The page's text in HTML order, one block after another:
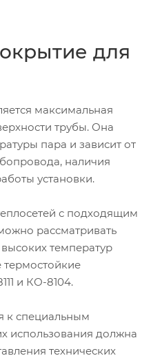
для
максимальная
трубы. Она
пара и зависит от
наличия
установки.
с подходящим
рассматривать
температур
и КО-8104.
к специальным
использования должна
технических